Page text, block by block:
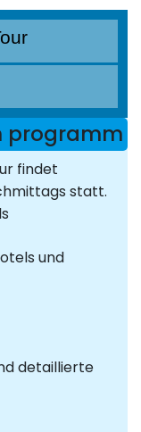
programm
findet
statt.
und
detaillierte